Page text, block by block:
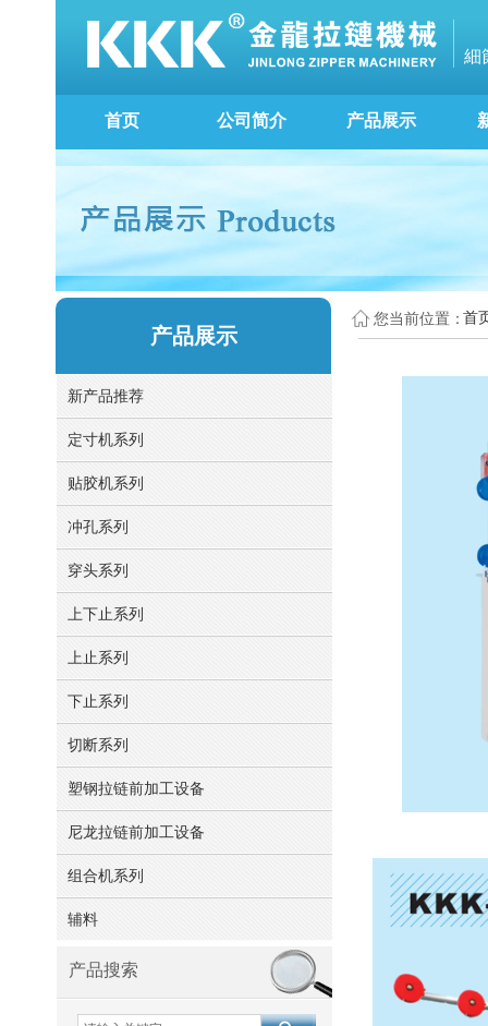
細
首页 公司简介 产品展示
产品展示
您当前位置：首
新产品推荐
定寸机系列
贴胶机系列
冲孔系列
穿头系列
上下止系列
上止系列
下止系列
切断系列
塑钢拉链前加工设备
尼龙拉链前加工设备
组合机系列
辅料
产品搜索